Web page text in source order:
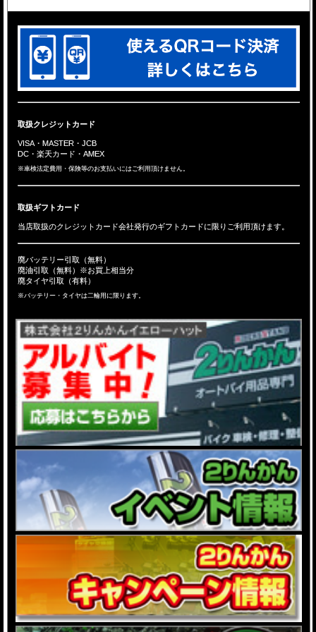
取扱クレジットカード
VISA・MASTER・JCB
DC・楽天カード・AMEX
※車検法定費用・保険等のお支払いにはご利用頂けません。
取扱ギフトカード
当店取扱のクレジットカード会社発行のギフトカードに限りご利用頂けます。
廃バッテリー引取（無料）
廃油引取（無料）※お買上相当分
廃タイヤ引取（有料）
※バッテリー・タイヤは二輪用に限ります。